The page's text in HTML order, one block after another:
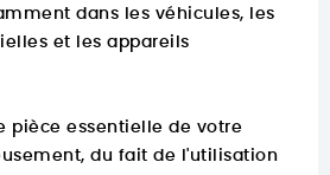
dans les véhicules, les
et les appareils
pièce essentielle de votre
du fait de l'utilisation